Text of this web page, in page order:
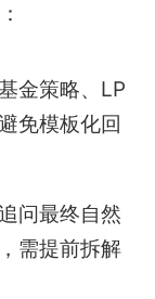
金策略、LP
免模板化回
问最终自然
需提前拆解